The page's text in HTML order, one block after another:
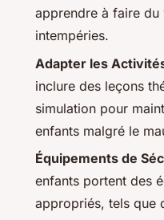
apprendre à faire du
intempéries.
Adapter les
inclure des leçons
simulation pour
enfants malgré le
Équipements de
enfants portent des
appropriés, tels que